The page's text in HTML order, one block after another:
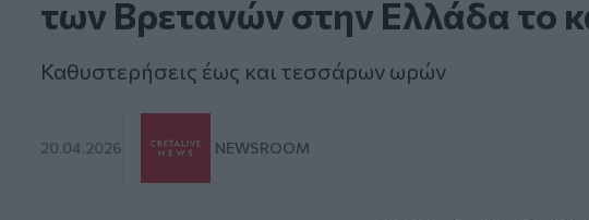
των Βρετανών στην Ελλάδα το
Καθυστερήσεις έως και τεσσάρων ωρών
20.04.2026 NEWSROOM